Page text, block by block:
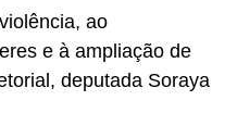
ao
e à ampliação de
deputada Soraya